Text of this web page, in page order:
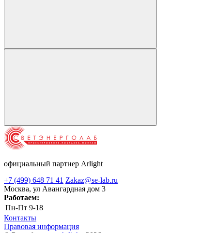
официальный партнер Arlight
+7 (499) 648 71 41 Zakaz@se-lab.ru
Москва, ул Авангардная дом 3
Работаем:
Пн-Пт 9-18
Контакты
Правовая информация